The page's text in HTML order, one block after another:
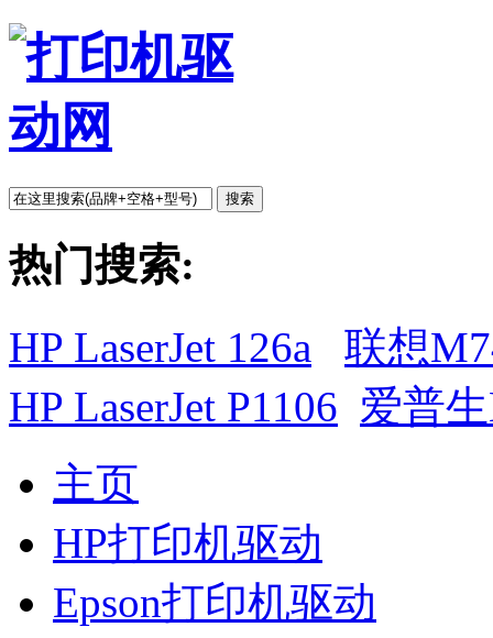
搜索
热门搜索:
HP LaserJet 126a
联想
HP LaserJet P1106 爱普
主页
HP打印机驱动
Epson打印机驱动